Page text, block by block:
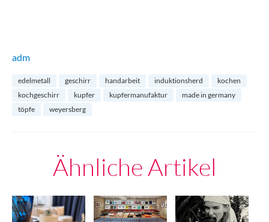
adm
edelmetall geschirr handarbeit induktionsherd
kochen
kochgeschirr
kupfer kupfermanufaktur
made in germany
töpfe
weyersberg
Ähnliche Artikel